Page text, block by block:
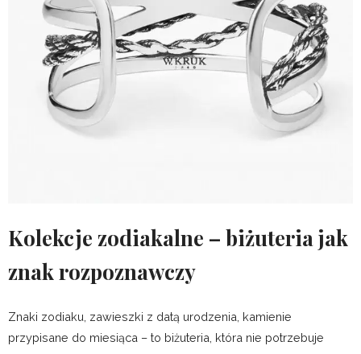
Kolekcje zodiakalne – biżuteria jak
znak rozpoznawczy
Znaki zodiaku, zawieszki z datą urodzenia, kamienie
przypisane do miesiąca – to biżuteria, która nie potrzebuje